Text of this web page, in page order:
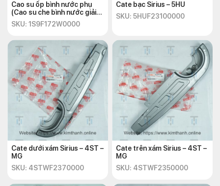
Cao su ốp bình nước phụ
(Cao su che bình nước giải
nhiệt) Exciter 135 2010
SKU: 1S9F172W0000
Cate bạc Sirius – 5HU
SKU: 5HUF23100000
Cate dưới xám Sirius – 4ST –
MG
SKU: 4STWF2370000
Cate trên xám Sirius – 4ST –
MG
SKU: 4STWF2350000